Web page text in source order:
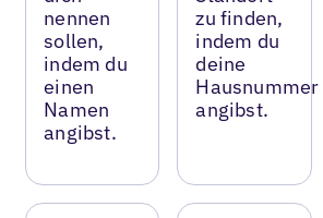
nennen
sollen,
indem du
einen
Namen
angibst.
zu finden,
indem du
deine
Hausnummer
angibst.